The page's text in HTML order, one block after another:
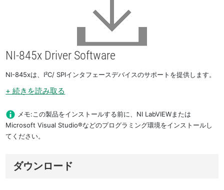
NI-845x Driver Software
NI-845xは、I²C/ SPIインタフェースデバイスのサポートを提供します。
+ 続きを読み取る
メモ:この製品をインストールする前に、NI LabVIEWまたは
Microsoft Visual Studio®などのプログラミング環境をインストールし
てください。
ダウンロード